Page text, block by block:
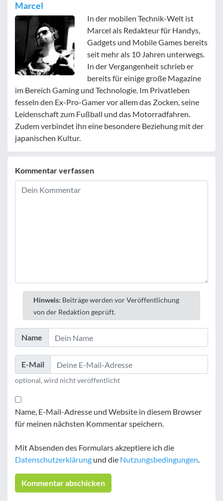
Marcel
In der mobilen Technik-Welt ist
Marcel als Redakteur für Handys,
Gadgets und Mobile Games bereits
seit mehr als 10 Jahren unterwegs.
In der Vergangenheit schrieb er
bereits für einige große Magazine
im Bereich Gaming und Technologie. Im Privatleben
fesseln den Ex-Pro-Gamer vor allem das Zocken, seine
Leidenschaft zum Fußball und das Motorradfahren.
Zudem verbindet ihn eine besondere Beziehung mit der
japanischen Kultur.
Kommentar verfassen
Hinweis: Beiträge werden vor Veröffentlichung
von der Redaktion geprüft.
Name
E-Mail
optional, wird nicht veröffentlicht
Name, E-Mail-Adresse und Website in diesem Browser
für meinen nächsten Kommentar speichern.
Mit Absenden des Formulars akzeptiere ich die
Datenschutzerklärung und die Nutzungsbedingungen.